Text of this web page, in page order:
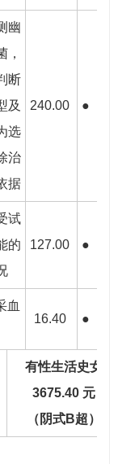
幽
，
断
及
选
治
据
240.00 ●
试
的
127.00 ●
血
16.40 ●
有性生活史女
3675.40 元
（阴式B超）